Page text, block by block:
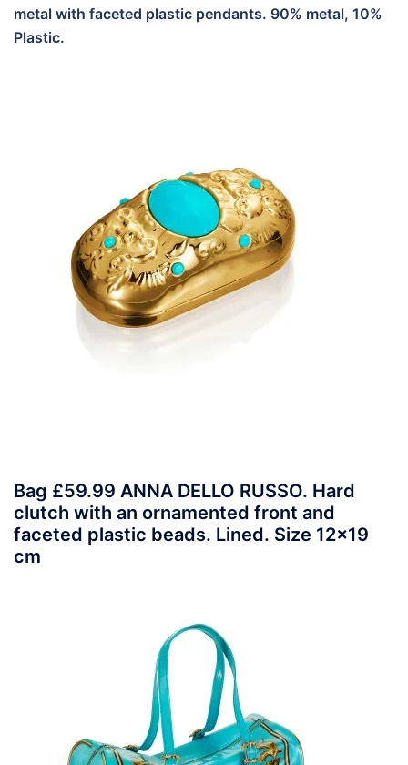
metal with faceted plastic pendants. 90% metal, 10%
Plastic.
Bag £59.99 ANNA DELLO RUSSO. Hard
clutch with an ornamented front and
faceted plastic beads. Lined. Size 12×19
cm